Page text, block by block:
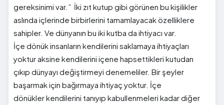
gereksinimi var.” İki zıt kutup gibi görünen bu kişilikler
aslında içlerinde birbirlerini tamamlayacak özelliklere
sahipler. Ve dünyanın bu iki kutba da ihtiyacı var.
İçe dönük insanların kendilerini saklamaya ihtiyaçları
yoktur aksine kendilerini içene hapsettikleri kutudan
çıkıp dünyayı değiştirmeyi denemeliler. Bir şeyler
başarmak için bağırmaya ihtiyaç yoktur. İçe
dönüklerkendilerini tanıyıp kabullenmeleri kadar diğer